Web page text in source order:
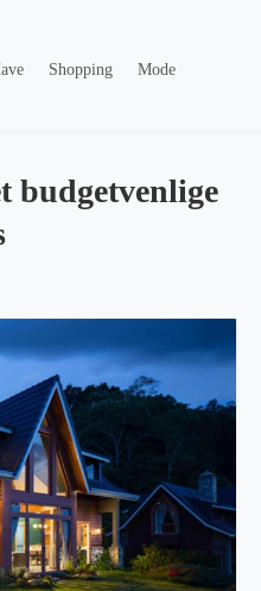
Shopping
Mode
budgetvenlige